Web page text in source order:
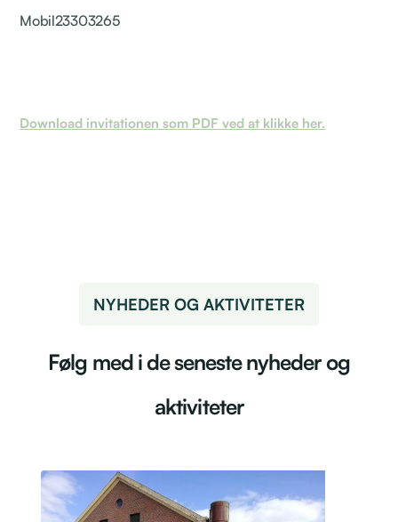
Mobil23303265
Download invitationen som PDF ved at klikke her.
NYHEDER OG AKTIVITETER
Følg med i de seneste nyheder og
aktiviteter